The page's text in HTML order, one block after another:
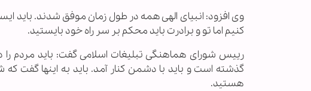
وی افزود: انبیای الهی همه در طول زمان موفق شدند. باید
کنیم اما تو و برادرت باید محکم بر سر راه خود بایستید.
رییس شورای هماهنگی تبلیغات اسلامی گفت: باید مردم
گذشته است و باید با دشمن کنار آمد. باید به اینها گفت که
هستید.